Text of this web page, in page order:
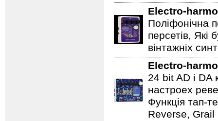
Electro-
Поліфонічна
персетів, Які
вінтажніх
Electro-
24 bit AD і
настроех
Функція тап-
Reverse, Grail